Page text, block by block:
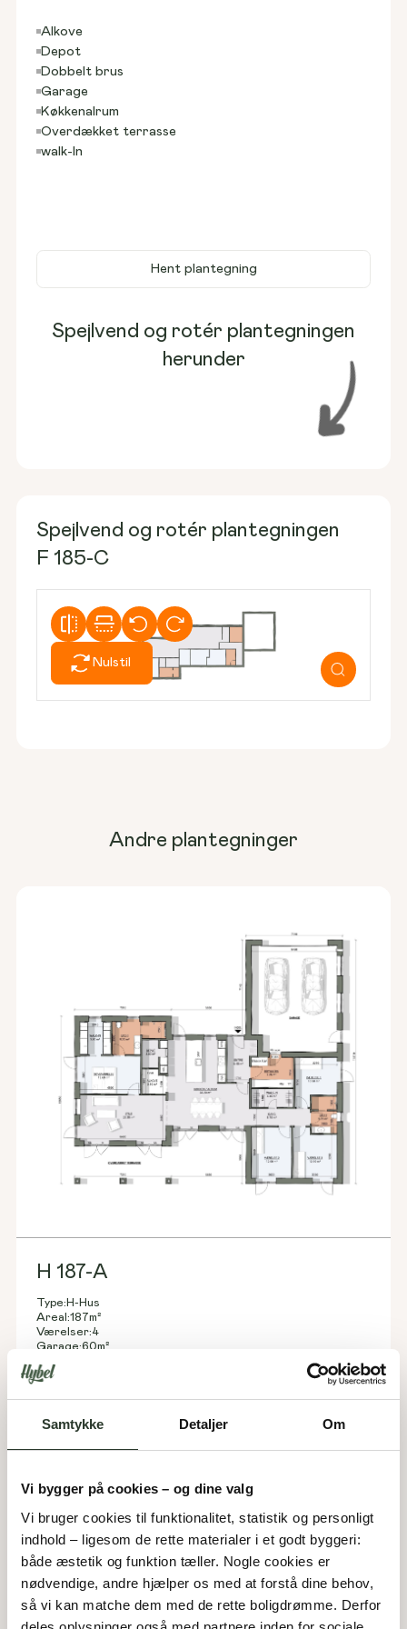
Samtykke Detaljer Om
Vi bygger på cookies – og dine valg
Vi bruger cookies til funktionalitet, statistik og personligt
indhold – ligesom de rette materialer i et godt byggeri:
både æstetik og funktion tæller. Nogle cookies er
nødvendige, andre hjælper os med at forstå dine behov,
så vi kan matche dem med de rette boligdrømme. Derfor
Alkove
Depot
Dobbelt brus
Garage
Køkkenalrum
Overdækket terrasse
walk-In
Hent plantegning
Spejlvend og rotér plantegningen
herunder
Spejlvend og rotér plantegningen
F 185-C
Nulstil
Andre plantegninger
H 187-A
Type: H-Hus
Areal:187m²
Værelser:4
Garage:60m²